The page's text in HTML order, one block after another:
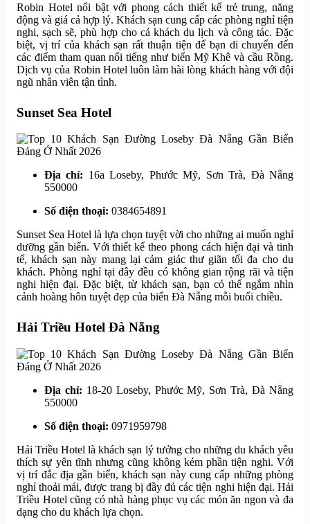
Robin Hotel nổi bật với phong cách thiết kế trẻ trung, năng
động và giá cả hợp lý. Khách sạn cung cấp các phòng nghỉ tiện
nghi, sạch sẽ, phù hợp cho cả khách du lịch và công tác. Đặc
biệt, vị trí của khách sạn rất thuận tiện để bạn di chuyển đến
các điểm tham quan nổi tiếng như biển Mỹ Khê và cầu Rồng.
Dịch vụ của Robin Hotel luôn làm hài lòng khách hàng với đội
ngũ nhân viên tận tình.
Sunset Sea Hotel
Địa chỉ: 16a Loseby, Phước Mỹ, Sơn Trà, Đà Nẵng
550000
Số điện thoại: 0384654891
Sunset Sea Hotel là lựa chọn tuyệt vời cho những ai muốn nghỉ
dưỡng gần biển. Với thiết kế theo phong cách hiện đại và tinh
tế, khách sạn này mang lại cảm giác thư giãn tối đa cho du
khách. Phòng nghỉ tại đây đều có không gian rộng rãi và tiện
nghi hiện đại. Đặc biệt, từ khách sạn, bạn có thể ngắm nhìn
cảnh hoàng hôn tuyệt đẹp của biển Đà Nẵng mỗi buổi chiều.
Hải Triều Hotel Đà Nẵng
Địa chỉ: 18-20 Loseby, Phước Mỹ, Sơn Trà, Đà Nẵng
550000
Số điện thoại: 0971959798
Hải Triều Hotel là khách sạn lý tưởng cho những du khách yêu
thích sự yên tĩnh nhưng cũng không kém phần tiện nghi. Với
vị trí đắc địa gần biển, khách sạn này cung cấp những phòng
nghỉ thoải mái, được trang bị đầy đủ các tiện nghi hiện đại. Hải
Triều Hotel cũng có nhà hàng phục vụ các món ăn ngon và đa
dạng cho du khách lựa chọn.